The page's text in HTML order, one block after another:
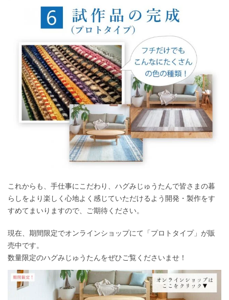
これからも、手仕事にこだわり、ハグみじゅうたんで皆さまの暮
らしをより楽しく心地よく感じていただけるよう開発・製作をす
すめてまいりますので、ご期待ください。
現在、期間限定でオンラインショップにて「プロトタイプ」が販
売中です。
数量限定のハグみじゅうたんをぜひご覧くださいませ！